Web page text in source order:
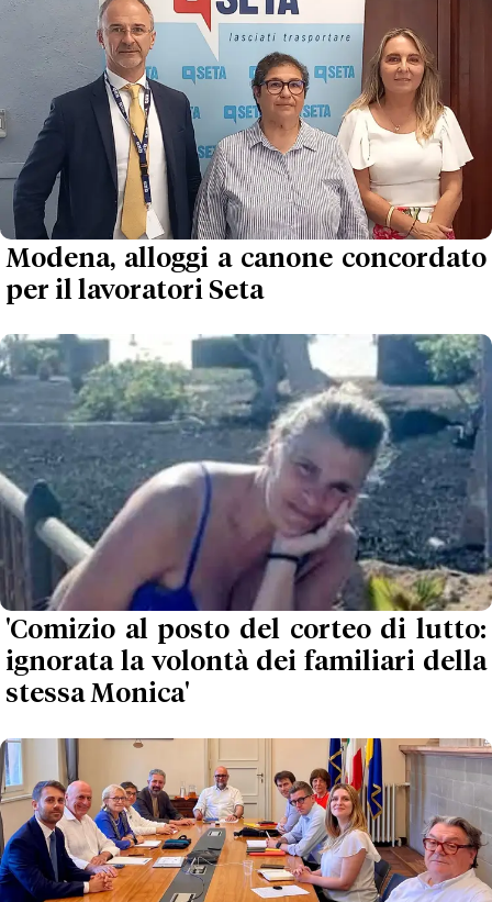
Modena, alloggi a canone concordato
per il lavoratori Seta
'Comizio al posto del corteo di lutto:
ignorata la volontà dei familiari della
stessa Monica'